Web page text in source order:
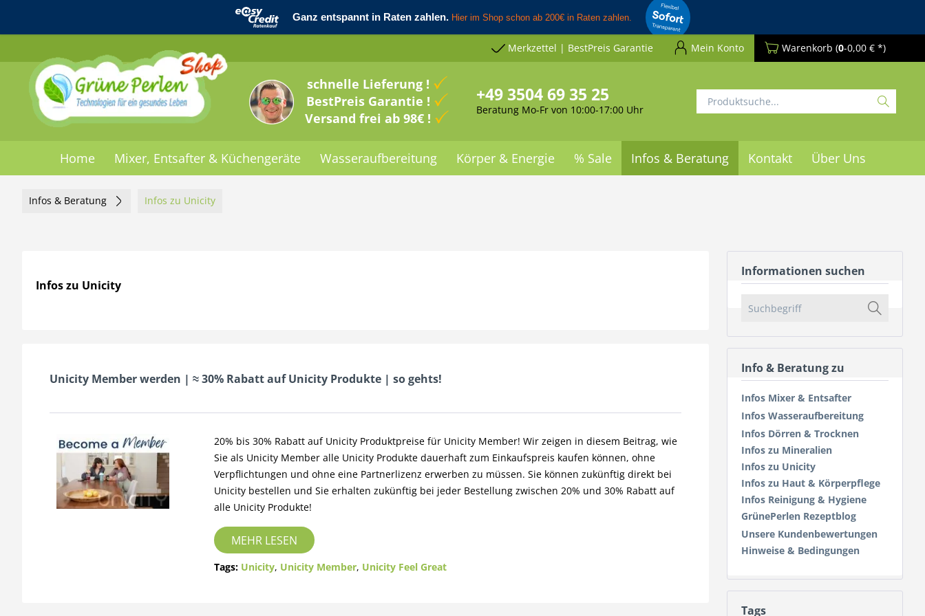
Merkzettel | BestPreis Garantie Mein Konto Warenkorb (0-0,00 € *)
schnelle Lieferung !
BestPreis Garantie !
Versand frei ab 98€ !
+49 3504 69 35 25
Beratung Mo-Fr von 10:00-17:00 Uhr
Home Mixer, Entsafter & Küchengeräte Wasseraufbereitung Körper & Energie % Sale Infos & Beratung Kontakt Über Uns
Infos & Beratung Infos zu Unicity
Informationen suchen
Info & Beratung zu
Infos Mixer & Entsafter
Infos Wasseraufbereitung
Infos Dörren & Trocknen
Infos zu Mineralien
Infos zu Unicity
Infos zu Haut & Körperpflege
Infos Reinigung & Hygiene
GrünePerlen Rezeptblog
Unsere Kundenbewertungen
Hinweise & Bedingungen
Tags
Infos zu Unicity
Unicity Member werden | ≈ 30% Rabatt auf Unicity Produkte | so gehts!
20% bis 30% Rabatt auf Unicity Produktpreise für Unicity Member! Wir zeigen in diesem Beitrag, wie
Sie als Unicity Member alle Unicity Produkte dauerhaft zum Einkaufspreis kaufen können, ohne
Verpflichtungen und ohne eine Partnerlizenz erwerben zu müssen. Sie können zukünftig direkt bei
Unicity bestellen und Sie erhalten zukünftig bei jeder Bestellung zwischen 20% und 30% Rabatt auf
alle Unicity Produkte!
MEHR LESEN
Tags: Unicity, Unicity Member, Unicity Feel Great